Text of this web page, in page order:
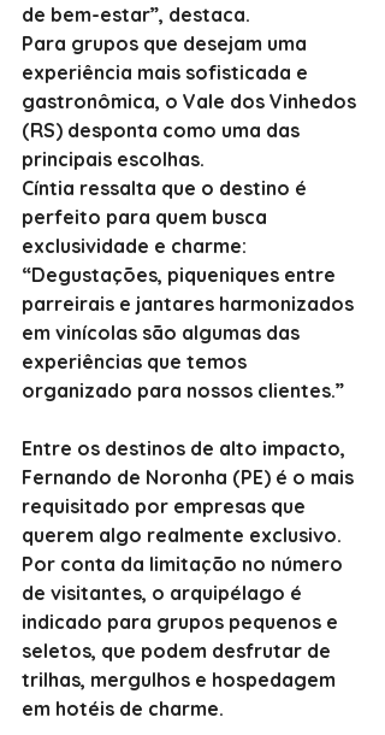
de bem-estar”, destaca.
Para grupos que desejam uma
experiência mais sofisticada e
gastronômica, o Vale dos Vinhedos
(RS) desponta como uma das
principais escolhas.
Cíntia ressalta que o destino é
perfeito para quem busca
exclusividade e charme:
“Degustações, piqueniques entre
parreirais e jantares harmonizados
em vinícolas são algumas das
experiências que temos
organizado para nossos clientes.”
Entre os destinos de alto impacto,
Fernando de Noronha (PE) é o mais
requisitado por empresas que
querem algo realmente exclusivo.
Por conta da limitação no número
de visitantes, o arquipélago é
indicado para grupos pequenos e
seletos, que podem desfrutar de
trilhas, mergulhos e hospedagem
em hotéis de charme.